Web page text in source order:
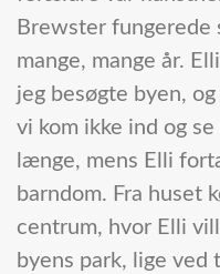
Brewster fungerede
mange, mange år.
jeg besøgte byen,
vi kom ikke ind og
længe, mens Elli
barndom. Fra huset
centrum, hvor Elli
byens park, lige